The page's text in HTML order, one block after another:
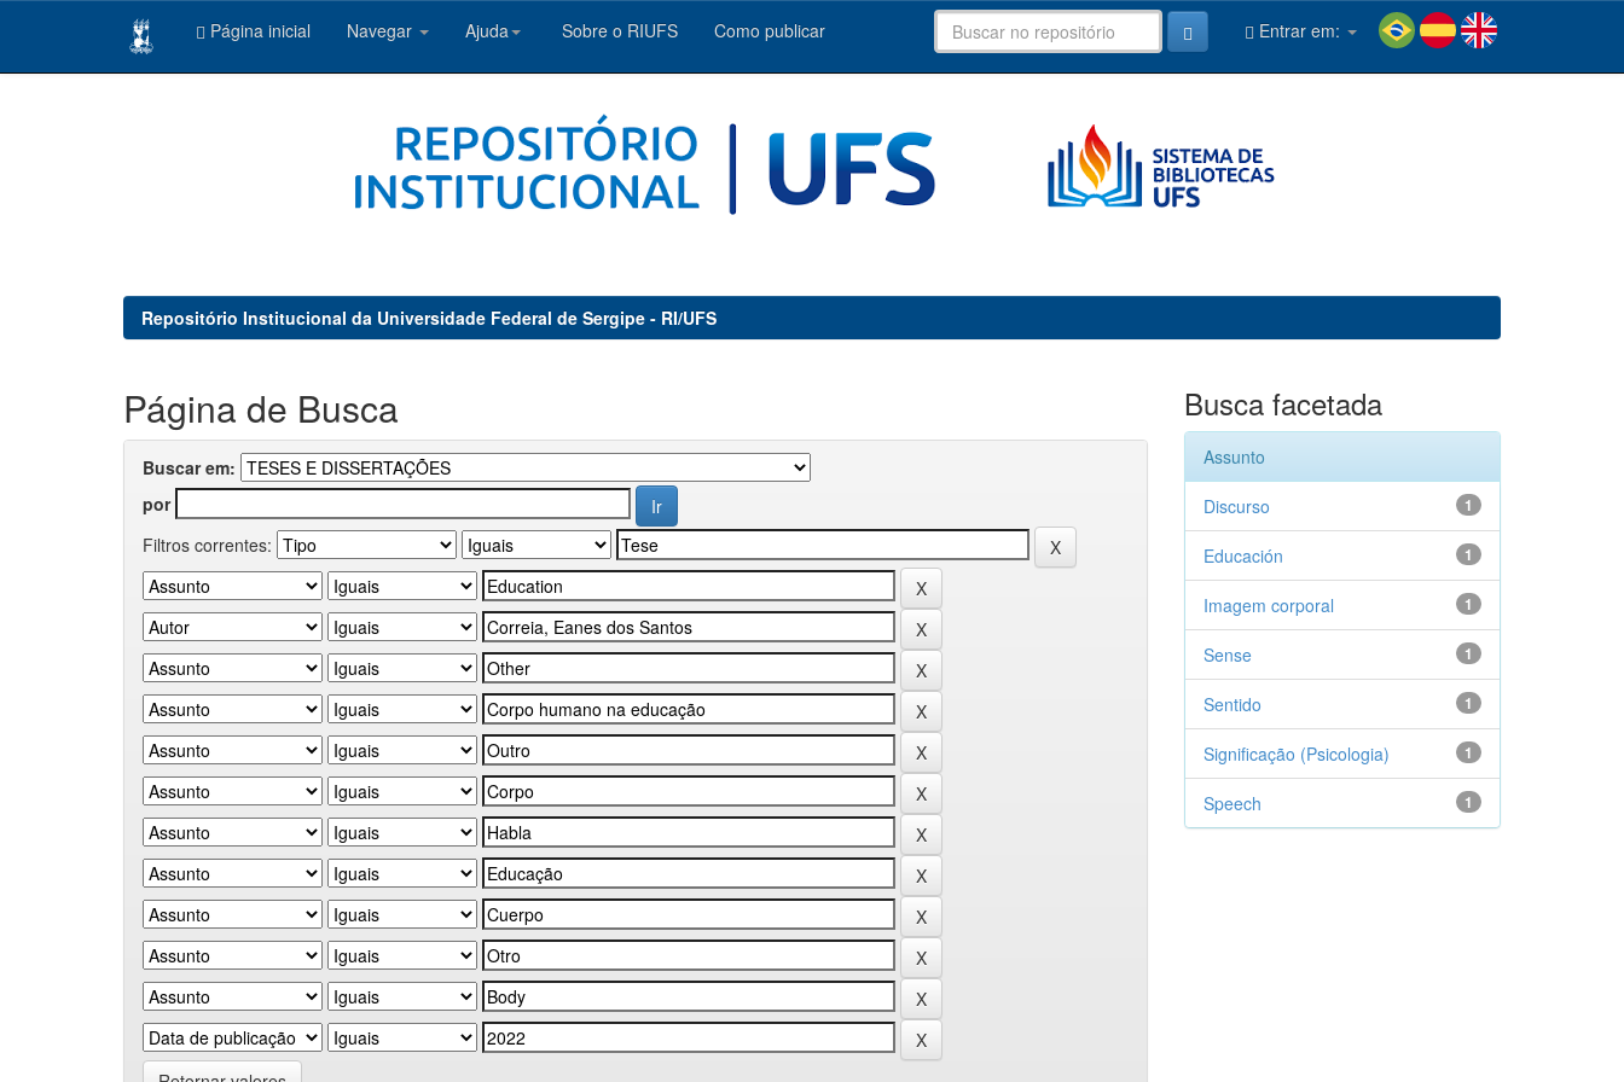
Página inicial Navegar Ajuda Sobre o RIUFS Como publicar Entrar em:
Repositório Institucional da Universidade Federal de Sergipe - RI/UFS
Página de Busca
Buscar em:
por
Filtros correntes:
Busca facetada
Assunto
1
Discurso
1
Educación
1
Imagem corporal
1
Sense
1
Sentido
1
Significação (Psicologia)
1
Speech